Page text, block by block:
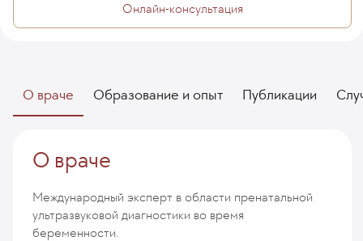
Онлайн-консультация
О враче Образование и опыт Публикации
О враче
Международный эксперт в области пренатальной
ультразвуковой диагностики во время
беременности.